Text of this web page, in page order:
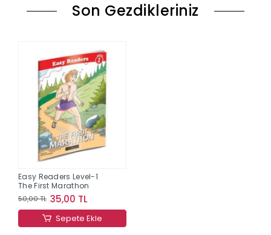
Son Gezdikleriniz
Easy Readers Level-1
The First Marathon
50,00 TL 35,00 TL
Sepete Ekle